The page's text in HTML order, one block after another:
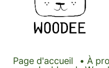
Page d'accueil • À